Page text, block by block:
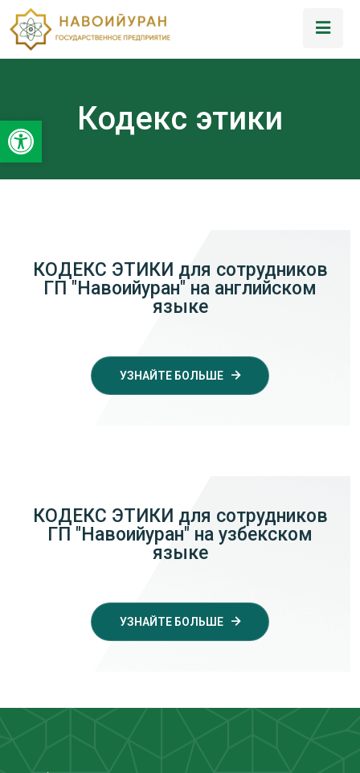
Открыть панель инструментов Кодекс этики
КОДЕКС ЭТИКИ для сотрудников
ГП "Навоийуран" на английском
языке
УЗНАЙТЕ БОЛЬШЕ
КОДЕКС ЭТИКИ для сотрудников
ГП "Навоийуран" на узбекском
языке
УЗНАЙТЕ БОЛЬШЕ